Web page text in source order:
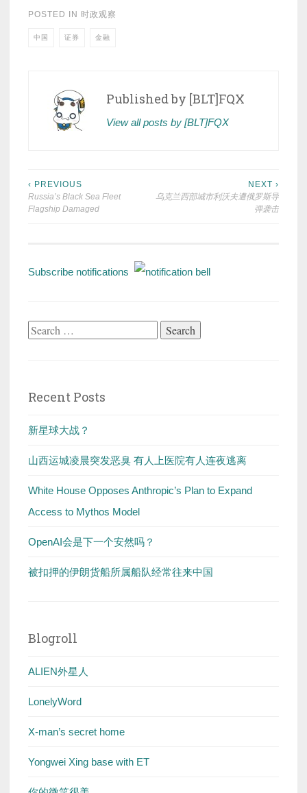
POSTED IN 时政观察
中国 证券 金融
Published by [BLT]FQX
View all posts by [BLT]FQX
Post
navigation
‹ PREVIOUS
Russia’s Black Sea Fleet
Flagship Damaged
NEXT ›
乌克兰西部城市利沃夫遭俄罗斯导
弹袭击
Subscribe notifications
Search
Recent Posts
新星球大战？
山西运城凌晨突发恶臭 有人上医院有人连夜逃离
White House Opposes Anthropic’s Plan to Expand
Access to Mythos Model
OpenAI会是下一个安然吗？
被扣押的伊朗货船所属船队经常往来中国
Blogroll
ALIEN外星人
LonelyWord
X-man’s secret home
Yongwei Xing base with ET